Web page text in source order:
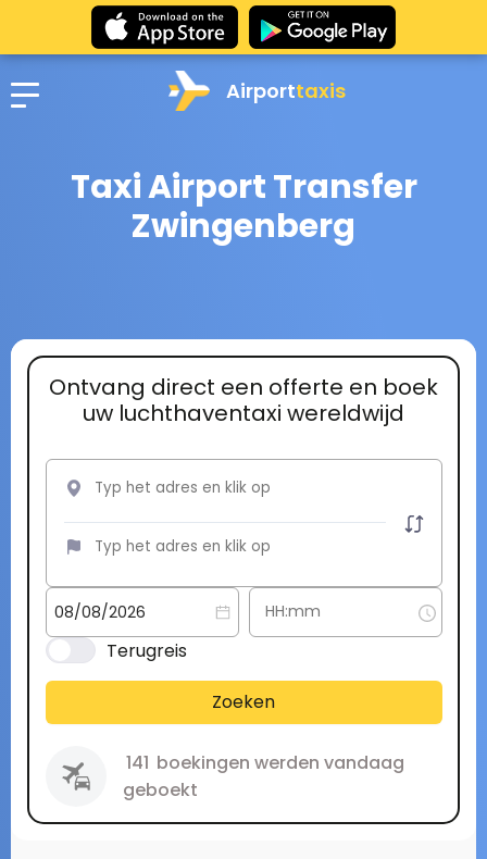
Airporttaxis
Taxi Airport Transfer
Zwingenberg
Ontvang direct een offerte en boek
uw luchthaventaxi wereldwijd
Terugreis
Zoeken
141 boekingen werden vandaag
geboekt